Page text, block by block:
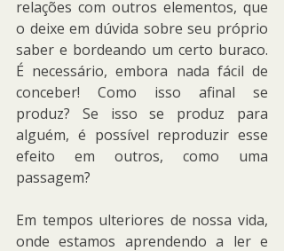
relações com outros elementos, que
o deixe em dúvida sobre seu próprio
saber e bordeando um certo buraco.
É necessário, embora nada fácil de
conceber! Como isso afinal se
produz? Se isso se produz para
alguém, é possível reproduzir esse
efeito em outros, como uma
passagem?
Em tempos ulteriores de nossa vida,
onde estamos aprendendo a ler e